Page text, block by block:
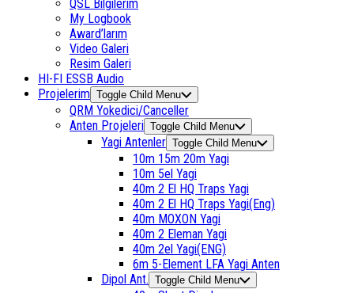
QSL Bilgilerim
My Logbook
Award’larım
Video Galeri
Resim Galeri
HI-FI ESSB Audio
Projelerim Toggle Child Menu
QRM Yokedici/Canceller
Anten Projeleri Toggle Child Menu
Yagi Antenler Toggle Child Menu
10m 15m 20m Yagi
10m 5el Yagi
40m 2 El HQ Traps Yagi
40m 2 El HQ Traps Yagi(Eng)
40m MOXON Yagi
40m 2 Eleman Yagi
40m 2el Yagi(ENG)
6m 5-Element LFA Yagi Anten
Dipol Ant. Toggle Child Menu